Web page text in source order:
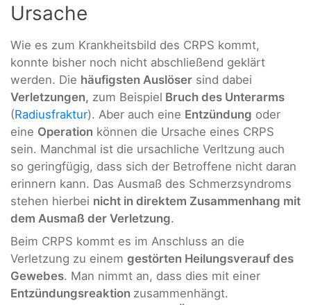
Ursache
Wie es zum Krankheitsbild des CRPS kommt,
konnte bisher noch nicht abschließend geklärt
werden. Die häufigsten Auslöser sind dabei
Verletzungen, zum Beispiel Bruch des Unterarms
(Radiusfraktur). Aber auch eine Entzündung oder
eine Operation können die Ursache eines CRPS
sein. Manchmal ist die ursachliche Verltzung auch
so geringfügig, dass sich der Betroffene nicht daran
erinnern kann. Das Ausmaß des Schmerzsyndroms
stehen hierbei nicht in direktem Zusammenhang mit
dem Ausmaß der Verletzung.
Beim CRPS kommt es im Anschluss an die
Verletzung zu einem gestörten Heilungsverauf des
Gewebes. Man nimmt an, dass dies mit einer
Entzündungsreaktion zusammenhängt.